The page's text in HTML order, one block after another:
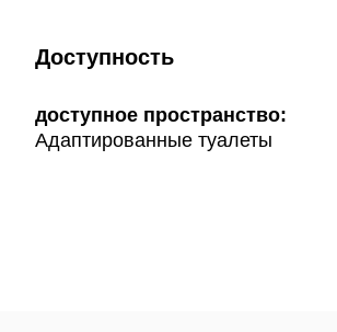
Доступность
доступное пространство:
Адаптированные туалеты